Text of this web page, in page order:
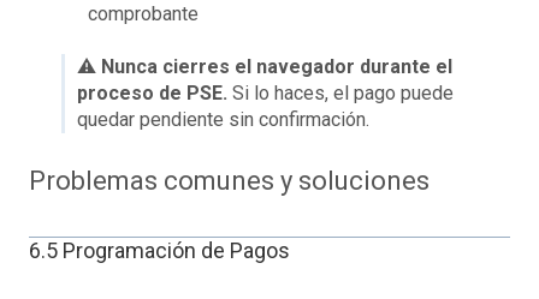
comprobante
⚠️ Nunca cierres el navegador durante el
proceso de PSE. Si lo haces, el pago puede
quedar pendiente sin confirmación.
Problemas comunes y soluciones
6.5 Programación de Pagos